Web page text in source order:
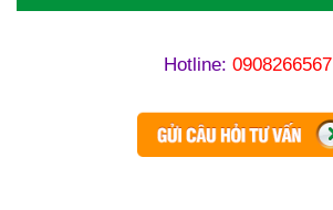
Hotline: 0908266567